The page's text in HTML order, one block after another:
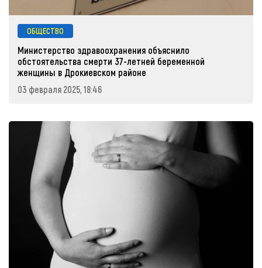
ОБЩЕСТВО
Министерство здравоохранения объяснило
обстоятельства смерти 37-летней беременной
женщины в Дрокиевском районе
03 февраля 2025, 18:46